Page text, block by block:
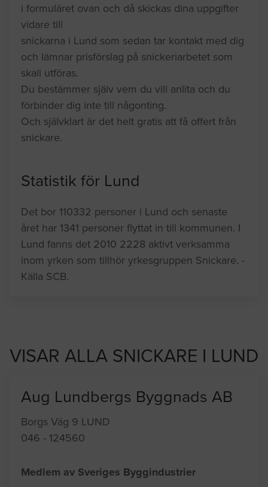
i formuläret ovan och då skickas dina uppgifter
vidare till
snickarna i Lund som sedan tar kontakt med dig
och lämnar prisförslag på snickeriarbetet som
skall utföras.
Du bestämmer själv vem du vill anlita och du
förbinder dig inte till någonting.
Och självklart är det helt gratis att få offert från
snickare.
Statistik för Lund
Det bor 110332 personer i Lund och senaste
året har 1341 personer flyttat in till kommunen. I
Lund fanns det 2010 2228 aktivt verksamma
inom yrken som tillhör yrkesgruppen Snickare. -
Källa SCB.
VISAR ALLA SNICKARE I LUND
Aug Lundbergs Byggnads AB
Borgs Väg 9 LUND
046 - 124560
Medlem av Sveriges Byggindustrier